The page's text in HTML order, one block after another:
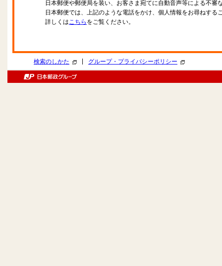
日本郵便や郵便局を装い、お客さま宛てに自動音声等による不審
日本郵便では、上記のような電話をかけ、個人情報をお尋ねする
詳しくはこちら をご覧ください。
検索のしかた グループ・プライバシーポリシー